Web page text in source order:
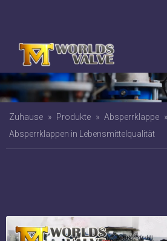
Zuhause » Produkte » Absperrklappe
»
Absperrklappen in Lebensmittelqualität